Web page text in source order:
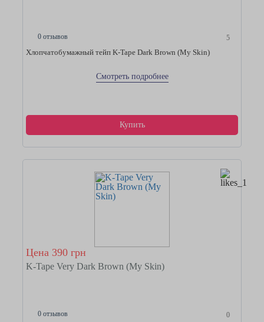
0 отзывов 5
Хлопчатобумажный тейп K-Tape Dark Brown (My Skin)
Смотреть подробнее
Купить
Цена 390 грн
K-Tape Very Dark Brown (My Skin)
0 отзывов 0